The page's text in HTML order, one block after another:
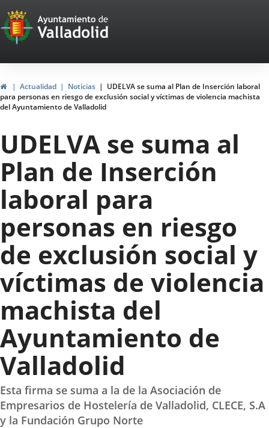
Portal
Web
del
Ayuntamiento
de
Valladolid
InicioActualidad Noticias
UDELVA se suma al Plan de Inserción laboral
para personas en riesgo de exclusión social y víctimas de violencia machista
del Ayuntamiento de Valladolid
UDELVA se suma al
Plan de Inserción
laboral para
personas en riesgo
de exclusión social y
víctimas de violencia
machista del
Ayuntamiento de
Valladolid
Esta firma se suma a la de la Asociación de
Empresarios de Hostelería de Valladolid, CLECE, S.A
y la Fundación Grupo Norte